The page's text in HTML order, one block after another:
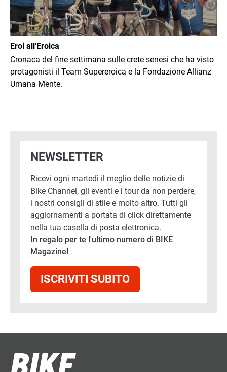
Eroi all'Eroica
Cronaca del fine settimana sulle crete senesi che ha visto
protagonisti il Team Supereroica e la Fondazione Allianz
Umana Mente.
NEWSLETTER
Ricevi ogni martedì il meglio delle notizie di
Bike Channel, gli eventi e i tour da non perdere,
i nostri consigli di stile e molto altro. Tutti gli
aggiornamenti a portata di click direttamente
nella tua casella di posta elettronica.
In regalo per te l'ultimo numero di BIKE
Magazine!
ISCRIVITI SUBITO